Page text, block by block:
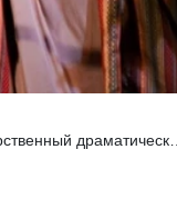
Азербайджанский государственный драматический театр